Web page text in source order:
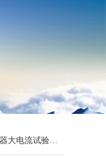
流试验装置用途标准